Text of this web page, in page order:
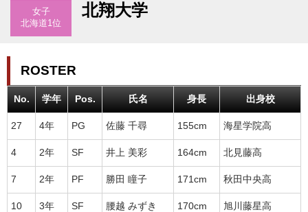
女子
北海道1位
北翔大学
ROSTER
No. 学年 Pos. 氏名 身長 出身校
27 4年 PG 佐藤 千尋 155cm 海星学院高
4 2年 SF 井上 美彩 164cm 北見藤高
7 2年 PF 勝田 瞳子 171cm 秋田中央高
10 3年 SF 腰越 みずき 170cm 旭川藤星高